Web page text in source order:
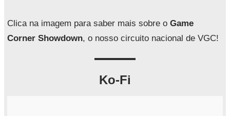
a
Clica na imagem para saber mais sobre o Game
Corner Showdown, o nosso circuito nacional de VGC!
Ko-Fi